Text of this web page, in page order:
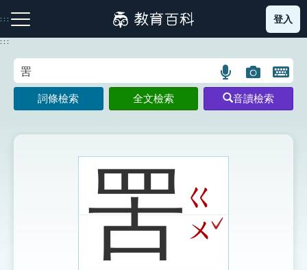
到
主
:::
注音索引圖示 筆畫索引圖示 部首索引表圖示
登入
:::
語
言
搜
示
圖
片
搜
開
鍵
圖
詞條檢索 全文檢索 音讀檢索
罟ㄍ
ㄨ ˇ